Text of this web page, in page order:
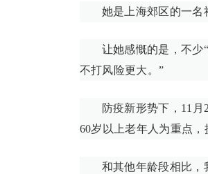
她是上海郊区的一名
让她感慨的是，不少
不打风险更大。”
防疫新形势下，11
60岁以上老年人为重点，
和其他年龄段相比，